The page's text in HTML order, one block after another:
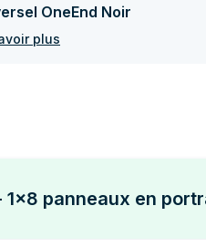
OneEnd Noir
plus
panneaux en